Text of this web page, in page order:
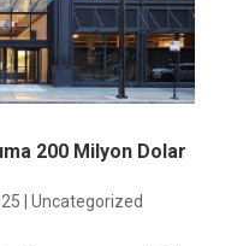
200 Milyon Dolar
Uncategorized